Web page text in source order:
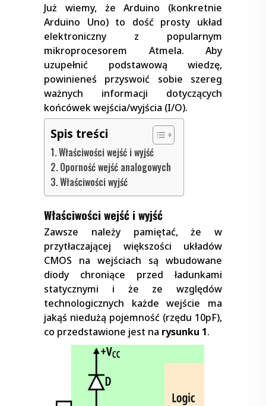
Już wiemy, że Arduino (konkretnie
Arduino Uno) to dość prosty układ
elektroniczny z popularnym
mikroprocesorem Atmela. Aby
uzupełnić podstawową wiedzę,
powinieneś przyswoić sobie szereg
ważnych informacji dotyczących
końcówek wejścia/wyjścia (I/O).
Spis treści
Właściwości wejść i wyjść
Oporność wejść analogowych
Właściwości wyjść
Właściwości wejść i wyjść
Zawsze należy pamiętać, że w
przytłaczającej większości układów
CMOS na wejściach są wbudowane
diody chroniące przed ładunkami
statycznymi i że ze względów
technologicznych każde wejście ma
jakąś niedużą pojemność (rzędu 10pF),
co przedstawione jest na rysunku 1.